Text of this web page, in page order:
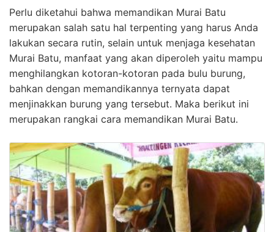
Perlu diketahui bahwa memandikan Murai Batu
merupakan salah satu hal terpenting yang harus Anda
lakukan secara rutin, selain untuk menjaga kesehatan
Murai Batu, manfaat yang akan diperoleh yaitu mampu
menghilangkan kotoran-kotoran pada bulu burung,
bahkan dengan memandikannya ternyata dapat
menjinakkan burung yang tersebut. Maka berikut ini
merupakan rangkai cara memandikan Murai Batu.